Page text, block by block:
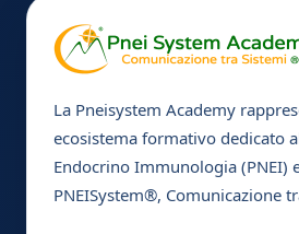
La Pneisystem Academy
ecosistema formativo dedicato
Endocrino Immunologia (PNEI)
PNEISystem®, Comunicazione